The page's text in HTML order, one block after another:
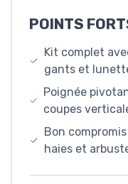
POINTS
Kit complet
gants et
Poignée
coupes
Bon
haies et